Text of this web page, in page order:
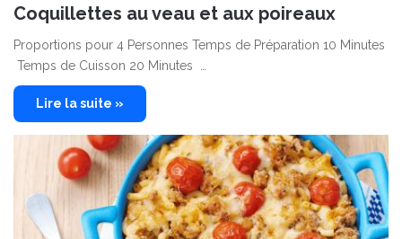
Coquillettes au veau et aux poireaux
Proportions pour 4 Personnes Temps de Préparation 10 Minutes
Temps de Cuisson 20 Minutes …
Lire la suite »